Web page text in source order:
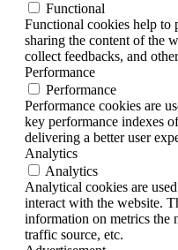
Functional
Functional cookies help to
sharing the content of the
collect feedbacks, and
Performance
Performance
Performance cookies are
key performance indexes
delivering a better user
Analytics
Analytics
Analytical cookies are
interact with the website.
information on metrics the
traffic source, etc.